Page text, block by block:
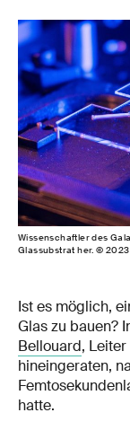
Wissenschaftler des
Glassubstrat her. ©
Ist es möglich,
Glas zu bauen?
Bellouard,
hineingeraten,
hatte.